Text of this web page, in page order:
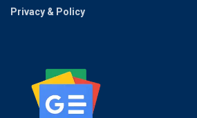
Privacy & Policy